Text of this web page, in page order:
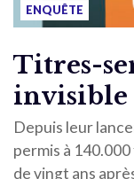
ENQUÊTE
Titres-
invisible
Depuis leur
permis à 140.000
de vingt ans